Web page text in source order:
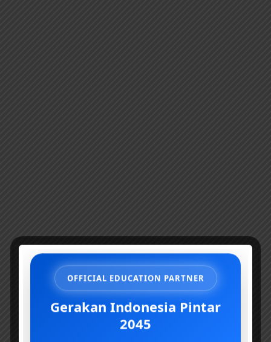
*** Tathayyuryaitu menjadikan
sesuatu sebagai pertanda
datangnya nasib buruk.
OFFICIAL EDUCATION PARTNER
Gerakan Indonesia Pintar
2045